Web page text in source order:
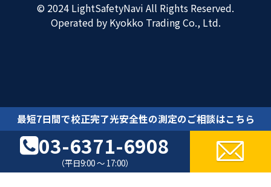
最短7日間で校正完了光安全性の測定のご相談はこちら
03-6371-6908
（平日9:00 ～ 17:00）
© 2024 LightSafetyNavi All Rights Reserved.
Operated by Kyokko Trading Co., Ltd.